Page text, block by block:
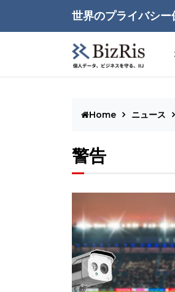
世界のプライバシ
Home ニュース
警告